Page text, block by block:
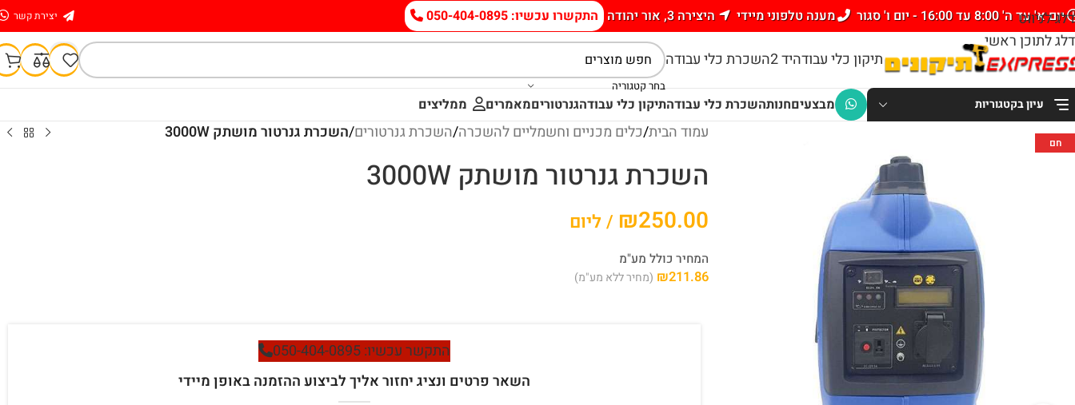
דלג לניווט
דלג לתוכן ראשי
יום א' עד ה' 8:00 עד 16:00 - יום ו' סגור מענה טלפוני מיידי היצירה 3, אור יהודה התקשרו עכשיו: 050-404-0895 יצירת קשר
תיקון כלי עבודהיד 2 השכרת כלי עבודה
בחר קטגוריה
עיון בקטגוריות מבצעיםחנותהשכרת כלי עבודהתיקון כלי עבודהגנרטוריםמאמרים ממליצים
חם עמוד הבית/כלים מכניים וחשמליים להשכרה/השכרת גנרטורים/השכרת גנרטור מושתק 3000W
השכרת גנרטור מושתק 3000W
₪250.00 / ליום
המחיר כולל מע"מ
₪211.86 (מחיר ללא מע"מ)
התקשר עכשיו: 050-404-0895
השאר פרטים ונציג יחזור אליך לביצוע ההזמנה באופן מיידי